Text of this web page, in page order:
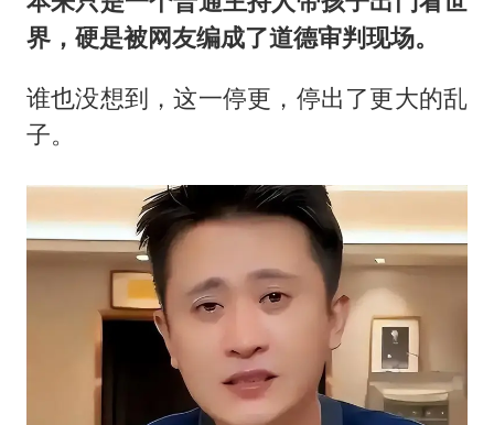
界，硬是被网友编成了道德审判现场。
谁也没想到，这一停更，停出了更大的乱
子。